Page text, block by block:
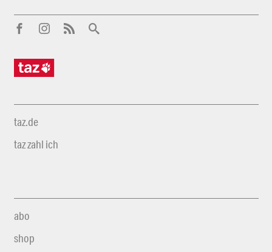
taz.de
taz zahl ich
abo
shop